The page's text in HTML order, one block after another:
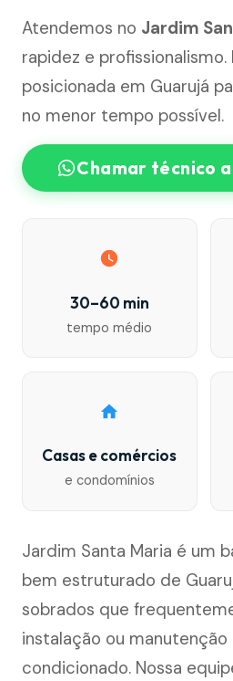
Atendemos no Jardim
rapidez e
posicionada em Guarujá
no menor tempo possível.
Chamar técnico
30–60 min
tempo médio
Casas e comércios
e condomínios
Jardim Santa Maria é um
bem estruturado de
sobrados que
instalação ou manutenção
condicionado. Nossa